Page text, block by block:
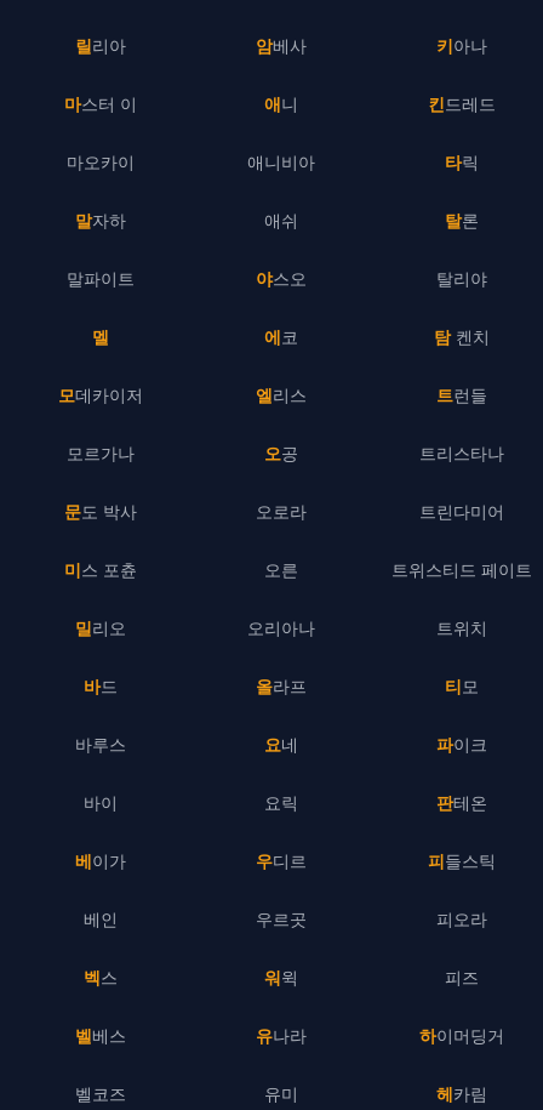
릴리아
마스터 이
마오카이
말자하
말파이트
멜
모데카이저
모르가나
문도 박사
미스 포츈
밀리오
바드
바루스
바이
베이가
베인
벡스
벨베스
벨코즈
암베사
애니
애니비아
애쉬
야스오
에코
엘리스
오공
오로라
오른
오리아나
올라프
요네
요릭
우디르
우르곳
워윅
유나라
유미
키아나
킨드레드
타릭
탈론
탈리야
탐 켄치
트런들
트리스타나
트린다미어
트위스티드 페이트
트위치
티모
파이크
판테온
피들스틱
피오라
피즈
하이머딩거
헤카림